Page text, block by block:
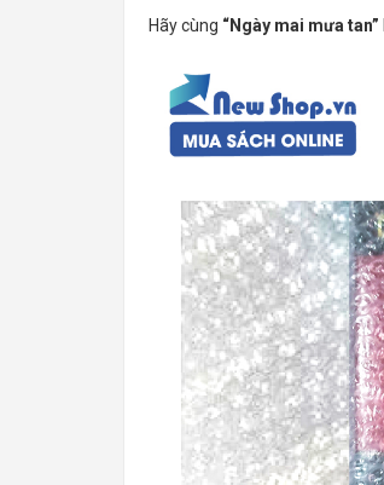
Hãy cùng “Ngày mai mưa tan”